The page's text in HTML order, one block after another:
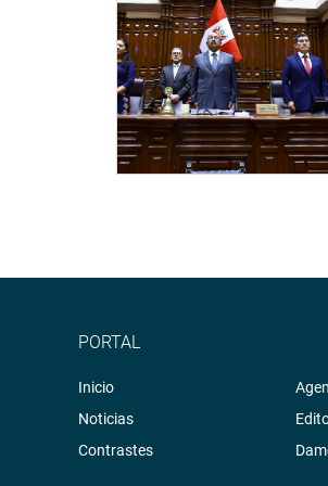
Facebook: https://goo.gl/
Twitter:https://goo.gl/
YouTube:https://goo.gl/
PORTAL
Inicio
Noticias
Contrastes